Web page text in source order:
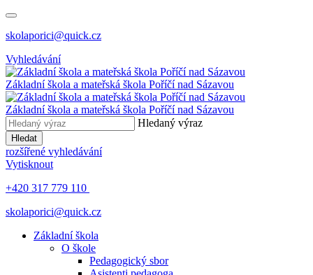
skolaporici@quick.cz
Vyhledávání
Základní škola a mateřská škola Poříčí nad Sázavou
Základní škola a mateřská škola Poříčí nad Sázavou
Hledaný výraz
Hledat
rozšířené vyhledávání
Vytisknout
+420 317 779 110
skolaporici@quick.cz
Základní škola
O škole
Pedagogický sbor